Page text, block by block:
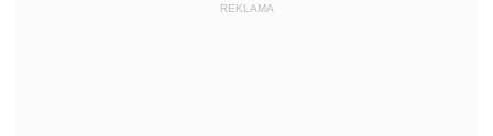
REKLAMA